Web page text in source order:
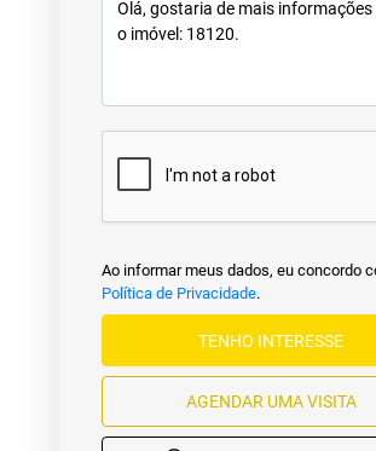
Ao informar meus dados, eu concordo
Política de Privacidade.
TENHO INTERESSE
AGENDAR UMA VISITA